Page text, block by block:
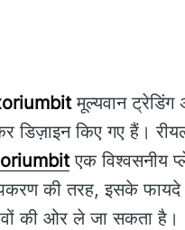
मूल्यवान ट्रेडिंग
डिज़ाइन किए गए हैं।
एक विश्वसनीय
की तरह, इसके
की ओर ले जा सकता है।